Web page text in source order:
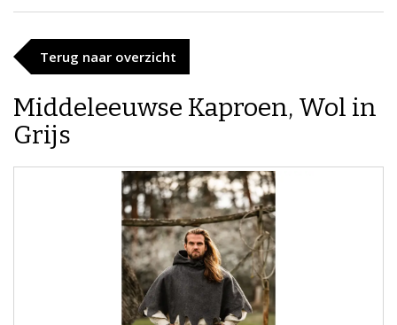
Terug naar overzicht
Middeleeuwse Kaproen, Wol in
Grijs